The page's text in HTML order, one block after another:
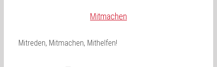
Mitmachen
Mitreden, Mitmachen, Mithelfen!